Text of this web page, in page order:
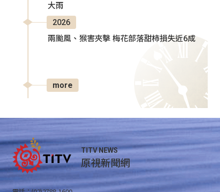
大雨
2026
兩颱風、猴害夾擊 梅花部落甜柿損失近6成
more
TITV NEWS
原視新聞網